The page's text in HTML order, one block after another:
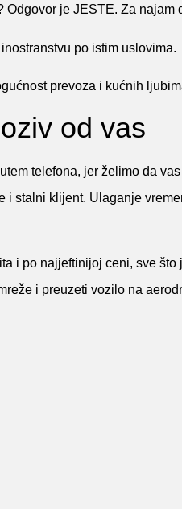
je JESTE. Za
po istim uslovima.
prevoza i kućnih
od vas
telefona, jer želimo da
i stalni klijent. Ulaganje
i po najjeftinijoj ceni, sve
i preuzeti vozilo na